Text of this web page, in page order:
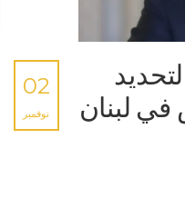
لبنان
02
نوفمبر